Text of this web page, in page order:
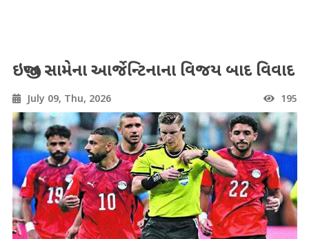
ઇજીપ્ત સામેના આર્જેન્ટિનાના વિજય બાદ વિવાદ
July 09, Thu, 2026 195